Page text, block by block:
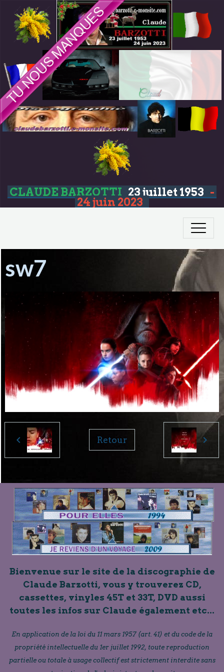
CLAUDE BARZOTTI 23 juillet 1953 -
24 juin 2023
sw7
Retour
Bienvenue sur le site de la discographie de
Claude Barzotti, vous y trouverez CD,
cassettes, vinyles 45T et 33T, DVD aussi
toutes les infos sur Claude également etc...
En application de la loi du 11 mars 1957 (art. 41) et du code de la
propriété intellectuelle du 1er juillet 1992, toute reproduction
partielle ou totale à usage collectif est strictement interdite sans